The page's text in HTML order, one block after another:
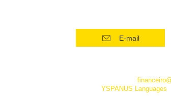
E-mail
YSPANUS Languages